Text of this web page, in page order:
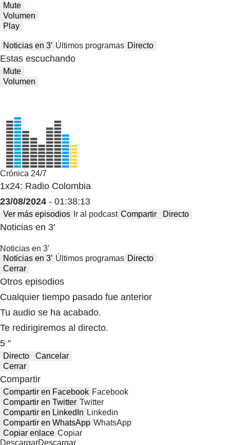
Mute
Volumen
Play
Noticias en 3′ Últimos programas Directo
Estas escuchando
Mute
Volumen
Crónica 24/7
1x24: Radio Colombia
23/08/2024 - 01:38:13
Ver más episodios Ir al podcast Compartir Directo
Noticias en 3′
Noticias en 3′
Noticias en 3′ Últimos programas Directo
Cerrar
Otros episodios
Cualquier tiempo pasado fue anterior
Tu audio se ha acabado.
Te redirigiremos al directo.
5 "
Directo
Cancelar
Cerrar
Compartir
Compartir en Facebook Facebook
Compartir en Twitter Twitter
Compartir en LinkedIn Linkedin
Compartir en WhatsApp WhatsApp
Copiar enlace Copiar
DescargarDescargar